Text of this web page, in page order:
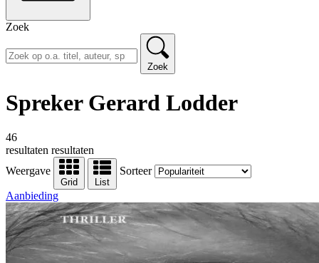
Zoek
Zoek
Spreker Gerard Lodder
46
resultaten resultaten
Weergave
Grid List
Sorteer
Aanbieding